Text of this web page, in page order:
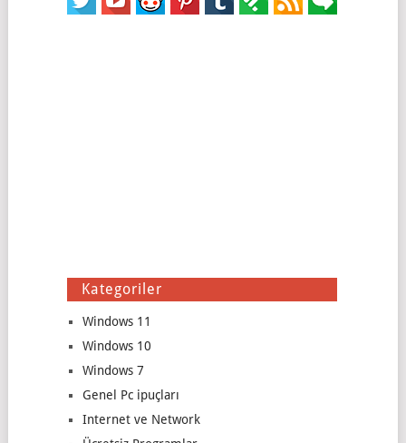
Kategoriler
Windows 11
Windows 10
Windows 7
Genel Pc ipuçları
Internet ve Network